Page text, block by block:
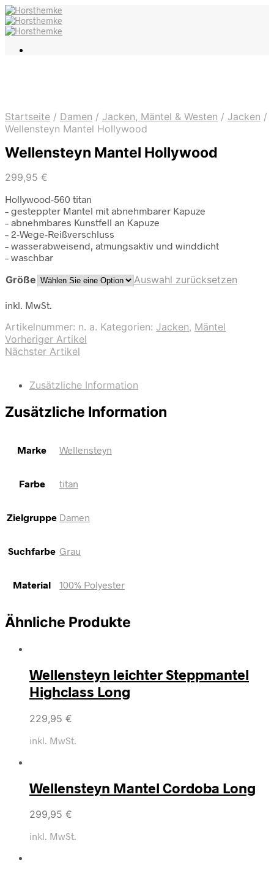
Startseite / Damen / Jacken, Mäntel & Westen / Jacken /
Wellensteyn Mantel Hollywood
Wellensteyn Mantel Hollywood
299,95 €
Hollywood-560 titan
– gesteppter Mantel mit abnehmbarer Kapuze
– abnehmbares Kunstfell an Kapuze
– 2-Wege-Reißverschluss
– wasserabweisend, atmungsaktiv und winddicht
– waschbar
Größe Auswahl zurücksetzen
inkl. MwSt.
Artikelnummer: n. a. Kategorien: Jacken, Mäntel
Vorheriger Artikel
Nächster Artikel
Zusätzliche Information
Zusätzliche Information
Marke Wellensteyn
Farbe titan
Zielgruppe Damen
Suchfarbe Grau
Material 100% Polyester
Ähnliche Produkte
Wellensteyn leichter Steppmantel
Highclass Long
229,95 €
inkl. MwSt.
Wellensteyn Mantel Cordoba Long
299,95 €
inkl. MwSt.